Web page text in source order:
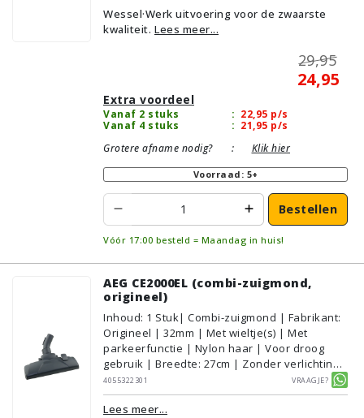
Geschikt voor vloertype: Plavuizen/Tegels,
Parket/Laminaat, PVC/Vinyl,
Wessel·Werk uitvoering voor de zwaarste
kwaliteit. Lees meer...
29,95
24,95
Extra voordeel
Vanaf 2 stuks : 22,95 p/s
Vanaf 4 stuks
: 21,95 p/s
Grotere afname nodig?
: Klik hier
Voorraad: 5+
Bestellen
Vóór 17:00 besteld = Maandag in huis!
AEG CE2000EL (combi-zuigmond,
origineel)
Inhoud: 1 Stuk| Combi-zuigmond | Fabrikant:
Origineel | 32mm | Met wieltje(s) | Met
parkeerfunctie | Nylon haar | Voor droog
gebruik | Breedte: 27cm | Zonder verlichting |
Zonder kliksysteem | Zwart | AEG/Electrolux
| Geschikt voor vloertype: Plavuizen/Tegels,
Parket/Laminaat, PVC/Vinyl,
4055322301 Vraagje?
Lees meer...